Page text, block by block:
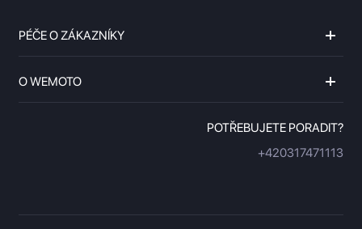
PÉČE O ZÁKAZNÍKY
O WEMOTO
POTŘEBUJETE PORADIT?
+420317471113